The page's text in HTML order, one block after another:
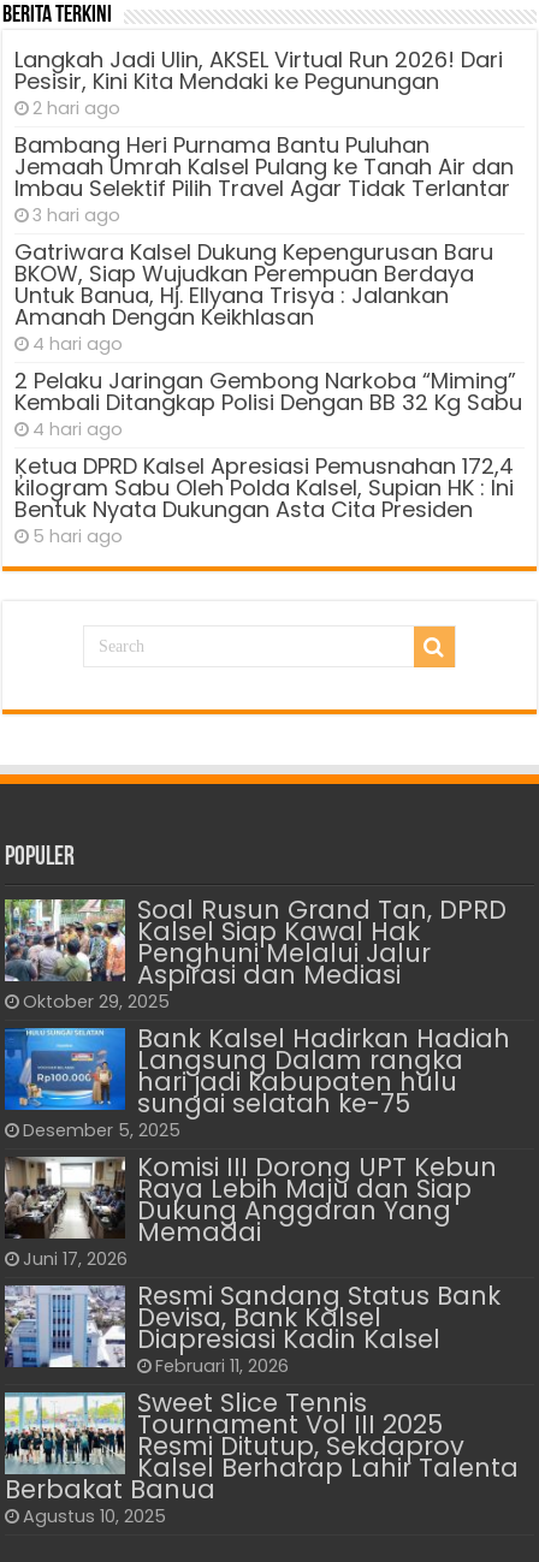
Berita Terkini
Langkah Jadi Ulin, AKSEL Virtual Run 2026! Dari
Pesisir, Kini Kita Mendaki ke Pegunungan
2 hari ago
Bambang Heri Purnama Bantu Puluhan
Jemaah Umrah Kalsel Pulang ke Tanah Air dan
Imbau Selektif Pilih Travel Agar Tidak Terlantar
3 hari ago
Gatriwara Kalsel Dukung Kepengurusan Baru
BKOW, Siap Wujudkan Perempuan Berdaya
Untuk Banua, Hj. Ellyana Trisya : Jalankan
Amanah Dengan Keikhlasan
4 hari ago
2 Pelaku Jaringan Gembong Narkoba “Miming”
Kembali Ditangkap Polisi Dengan BB 32 Kg Sabu
4 hari ago
Ķetua DPRD Kalsel Apresiasi Pemusnahan 172,4
kilogram Sabu Oleh Polda Kalsel, Supian HK : Ini
Bentuk Nyata Dukungan Asta Cita Presiden
5 hari ago
Populer
Soal Rusun Grand Tan, DPRD
Kalsel Siap Kawal Hak
Penghuni Melalui Jalur
Aspirasi dan Mediasi
Oktober 29, 2025
Bank Kalsel Hadirkan Hadiah
Langsung Dalam rangka
hari jadi kabupaten hulu
sungai selatan ke-75
Desember 5, 2025
Komisi III Dorong UPT Kebun
Raya Lebih Maju dan Siap
Dukung Anggaran Yang
Memadai
Juni 17, 2026
Resmi Sandang Status Bank
Devisa, Bank Kalsel
Diapresiasi Kadin Kalsel
Februari 11, 2026
Sweet Slice Tennis
Tournament Vol III 2025
Resmi Ditutup, Sekdaprov
Kalsel Berharap Lahir Talenta
Berbakat Banua
Agustus 10, 2025